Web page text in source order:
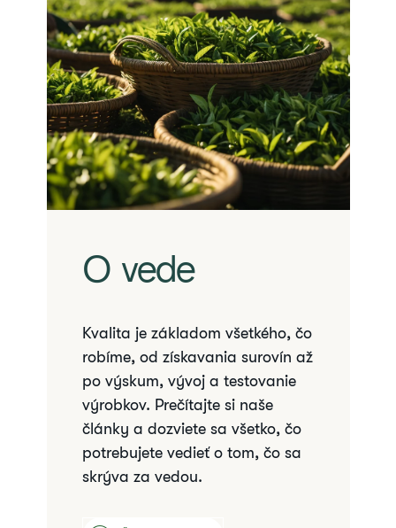
O vede
Kvalita je základom všetkého, čo
robíme, od získavania surovín až
po výskum, vývoj a testovanie
výrobkov. Prečítajte si naše
články a dozviete sa všetko, čo
potrebujete vedieť o tom, čo sa
skrýva za vedou.